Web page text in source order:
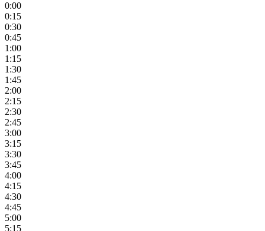
0:00
0:15
0:30
0:45
1:00
1:15
1:30
1:45
2:00
2:15
2:30
2:45
3:00
3:15
3:30
3:45
4:00
4:15
4:30
4:45
5:00
5:15